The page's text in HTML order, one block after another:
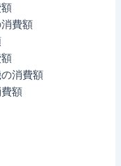
費額
消費額
額